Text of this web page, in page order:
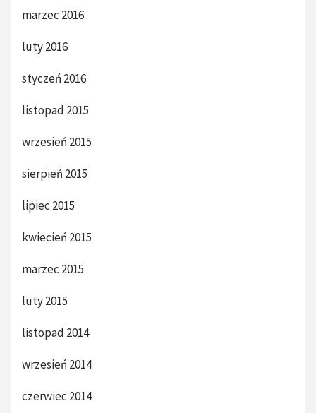
marzec 2016
luty 2016
styczeń 2016
listopad 2015
wrzesień 2015
sierpień 2015
lipiec 2015
kwiecień 2015
marzec 2015
luty 2015
listopad 2014
wrzesień 2014
czerwiec 2014